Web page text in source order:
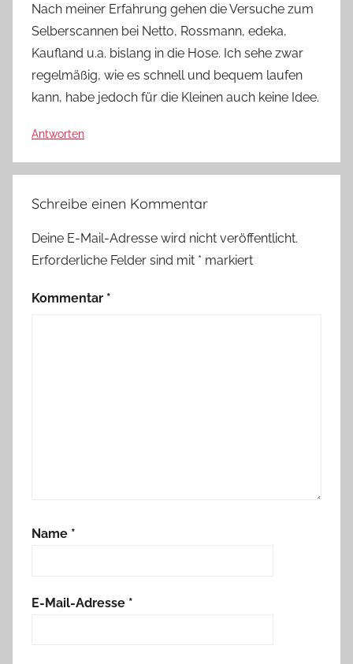
Nach meiner Erfahrung gehen die Versuche zum
Selberscannen bei Netto, Rossmann, edeka,
Kaufland u.a. bislang in die Hose. Ich sehe zwar
regelmäßig, wie es schnell und bequem laufen
kann, habe jedoch für die Kleinen auch keine Idee.
Antworten
Schreibe einen Kommentar
Deine E-Mail-Adresse wird nicht veröffentlicht.
Erforderliche Felder sind mit * markiert
Kommentar *
Name *
E-Mail-Adresse *